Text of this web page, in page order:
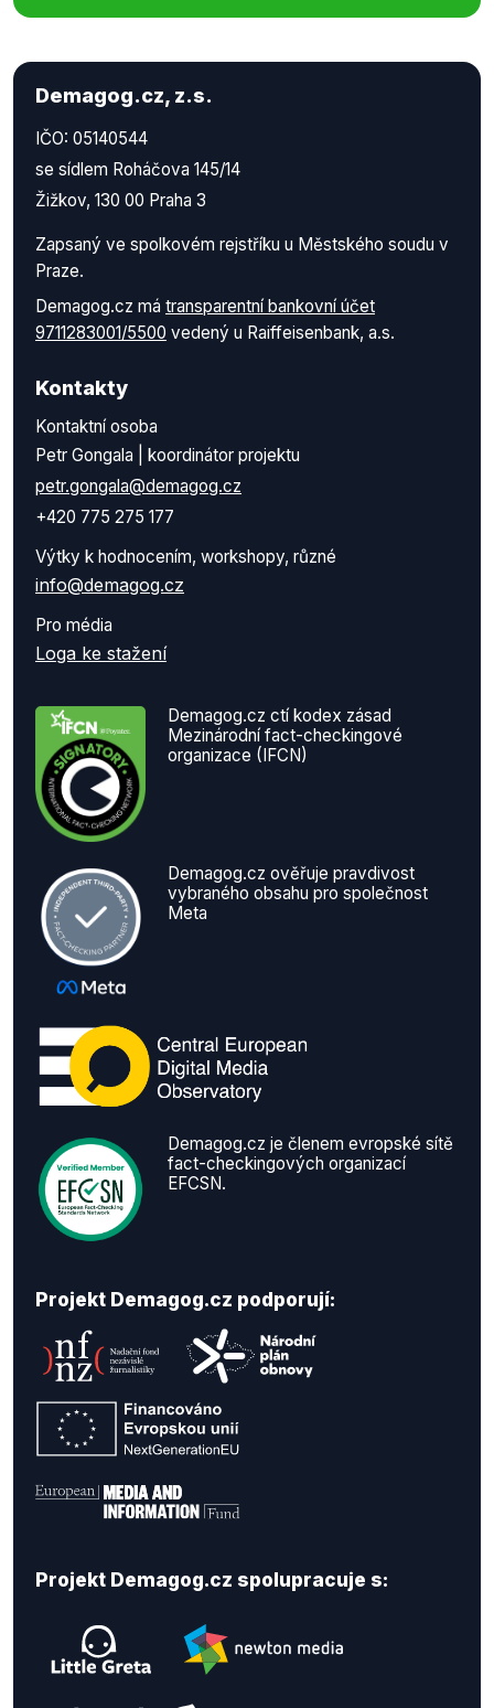
Demagog.cz, z.s.
IČO: 05140544
se sídlem Roháčova 145/14
Žižkov, 130 00 Praha 3
Zapsaný ve spolkovém rejstříku u Městského soudu v
Praze.
Demagog.cz má transparentní bankovní účet
9711283001/5500 vedený u Raiffeisenbank, a.s.
Kontakty
Kontaktní osoba
Petr Gongala | koordinátor projektu
petr.gongala@demagog.cz
+420 775 275 177
Výtky k hodnocením, workshopy, různé
info@demagog.cz
Pro média
Loga ke stažení
Demagog.cz ctí kodex zásad
Mezinárodní fact-checkingové
organizace (IFCN)
Demagog.cz ověřuje pravdivost
vybraného obsahu pro společnost
Meta
Demagog.cz je členem evropské sítě
fact-checkingových organizací
EFCSN.
Projekt Demagog.cz podporují:
Projekt Demagog.cz spolupracuje s: